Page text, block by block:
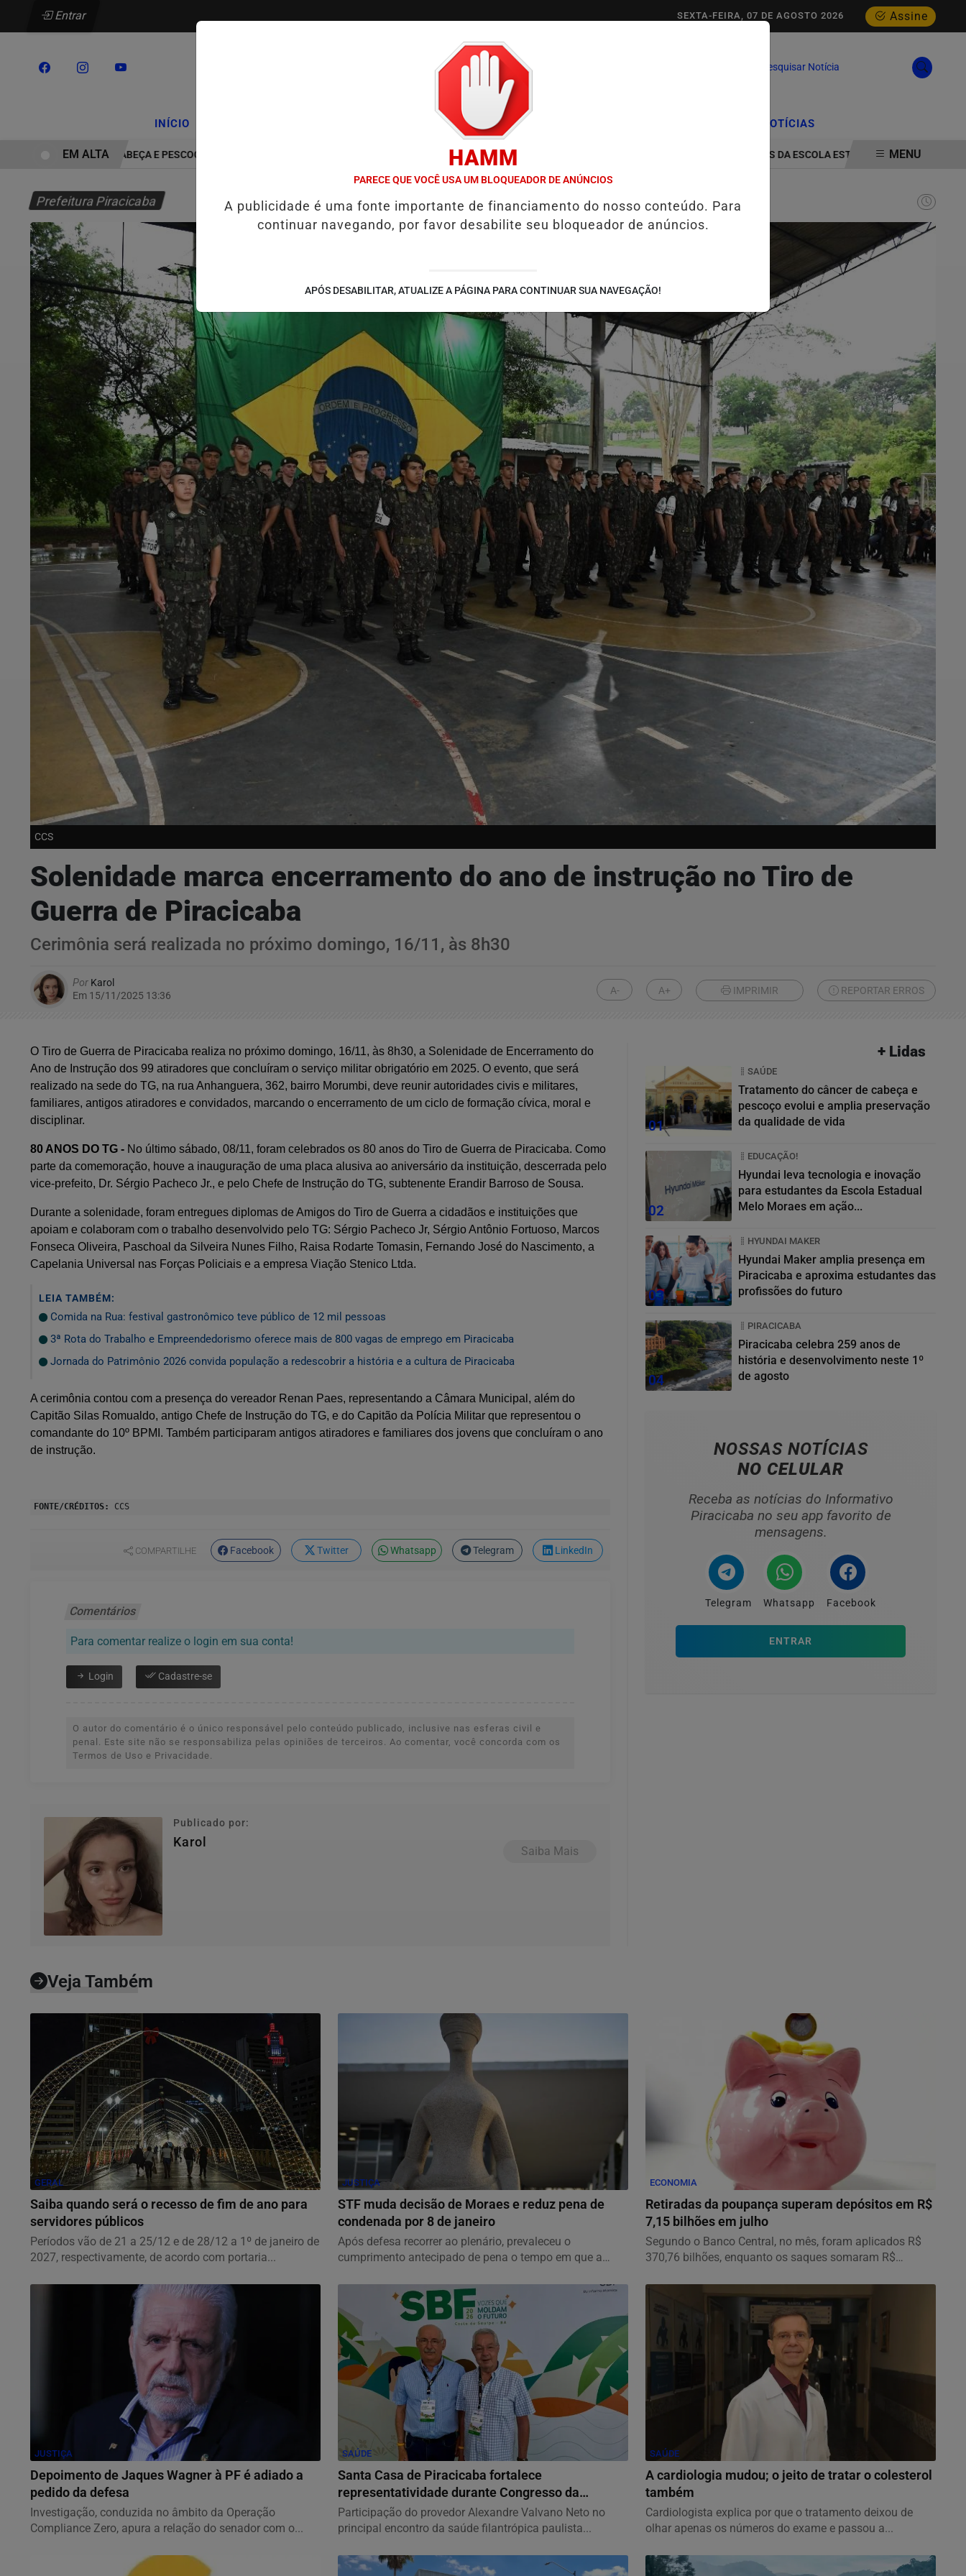
Entrar Assine
SEXTA-FEIRA, 07 DE AGOSTO 2026
Pesquisar Notícia
INÍCIO COLUNAS / EMPREGOS NOTÍCIAS
DO CÂNCER DE CABEÇA E PESCOÇO EVOLUI E AMPLIA PRESERVAÇÃO DA QUALIDADE DE VIDA HYUNDAI LEVA TECNOLOGIA E INOVAÇÃO PARA ESTUDANTES DA ESCOLA ESTADUAL MELO MORAES EM
EM ALTA MENU
Prefeitura Piracicaba
CCS
Solenidade marca encerramento do ano de instrução no Tiro de
Guerra de Piracicaba
Cerimônia será realizada no próximo domingo, 16/11, às 8h30
Por Karol
Em 15/11/2025 13:36
A- A+ IMPRIMIR REPORTAR ERROS
O Tiro de Guerra de Piracicaba realiza no próximo domingo, 16/11, às 8h30, a Solenidade de Encerramento do
Ano de Instrução dos 99 atiradores que concluíram o serviço militar obrigatório em 2025. O evento, que será
realizado na sede do TG, na rua Anhanguera, 362, bairro Morumbi, deve reunir autoridades civis e militares,
familiares, antigos atiradores e convidados, marcando o encerramento de um ciclo de formação cívica, moral e
disciplinar.
80 ANOS DO TG - No último sábado, 08/11, foram celebrados os 80 anos do Tiro de Guerra de Piracicaba. Como
parte da comemoração, houve a inauguração de uma placa alusiva ao aniversário da instituição, descerrada pelo
vice-prefeito, Dr. Sérgio Pacheco Jr., e pelo Chefe de Instrução do TG, subtenente Erandir Barroso de Sousa.
Durante a solenidade, foram entregues diplomas de Amigos do Tiro de Guerra a cidadãos e instituições que
apoiam e colaboram com o trabalho desenvolvido pelo TG: Sérgio Pacheco Jr, Sérgio Antônio Fortuoso, Marcos
Fonseca Oliveira, Paschoal da Silveira Nunes Filho, Raisa Rodarte Tomasin, Fernando José do Nascimento, a
Capelania Universal nas Forças Policiais e a empresa Viação Stenico Ltda.
LEIA TAMBÉM:
Comida na Rua: festival gastronômico teve público de 12 mil pessoas
3ª Rota do Trabalho e Empreendedorismo oferece mais de 800 vagas de emprego em Piracicaba
Jornada do Patrimônio 2026 convida população a redescobrir a história e a cultura de Piracicaba
A cerimônia contou com a presença do vereador Renan Paes, representando a Câmara Municipal, além do
Capitão Silas Romualdo, antigo Chefe de Instrução do TG, e do Capitão da Polícia Militar que representou o
comandante do 10º BPMI. Também participaram antigos atiradores e familiares dos jovens que concluíram o ano
de instrução.
FONTE/CRÉDITOS: CCS
COMPARTILHE Facebook Twitter Whatsapp Telegram LinkedIn
Comentários
Para comentar realize o login em sua conta!
Login Cadastre-se
O autor do comentário é o único responsável pelo conteúdo publicado, inclusive nas esferas civil e
penal. Este site não se responsabiliza pelas opiniões de terceiros. Ao comentar, você concorda com os
Termos de Uso e Privacidade.
Publicado por:
Karol
Saiba Mais
+ Lidas
01
SAÚDE
Tratamento do câncer de cabeça e
pescoço evolui e amplia preservação
da qualidade de vida
02
EDUCAÇÃO!
Hyundai leva tecnologia e inovação
para estudantes da Escola Estadual
Melo Moraes em ação...
03
HYUNDAI MAKER
Hyundai Maker amplia presença em
Piracicaba e aproxima estudantes das
profissões do futuro
04
PIRACICABA
Piracicaba celebra 259 anos de
história e desenvolvimento neste 1º
de agosto
NOSSAS NOTÍCIAS
NO CELULAR
Receba as notícias do Informativo
Piracicaba no seu app favorito de
mensagens.
Telegram Whatsapp Facebook
ENTRAR
Veja Também
GERAL
Saiba quando será o recesso de fim de ano para
servidores públicos
Períodos vão de 21 a 25/12 e de 28/12 a 1º de janeiro de
2027, respectivamente, de acordo com portaria...
JUSTIÇA
STF muda decisão de Moraes e reduz pena de
condenada por 8 de janeiro
Após defesa recorrer ao plenário, prevaleceu o
cumprimento antecipado de pena o tempo em que a
ECONOMIA
Retiradas da poupança superam depósitos em R$
7,15 bilhões em julho
Segundo o Banco Central, no mês, foram aplicados R$
370,76 bilhões, enquanto os saques somaram R$
JUSTIÇA
Depoimento de Jaques Wagner à PF é adiado a
pedido da defesa
Investigação, conduzida no âmbito da Operação
Compliance Zero, apura a relação do senador com o...
SAÚDE
Santa Casa de Piracicaba fortalece
representatividade durante Congresso da
FEHOSP
Participação do provedor Alexandre Valvano Neto no
principal encontro da saúde filantrópica paulista...
SAÚDE
A cardiologia mudou; o jeito de tratar o colesterol
também
Cardiologista explica por que o tratamento deixou de
olhar apenas os números do exame e passou a...
HAMM
PARECE QUE VOCÊ USA UM BLOQUEADOR DE ANÚNCIOS
A publicidade é uma fonte importante de financiamento do nosso conteúdo. Para
continuar navegando, por favor desabilite seu bloqueador de anúncios.
APÓS DESABILITAR, ATUALIZE A PÁGINA PARA CONTINUAR SUA NAVEGAÇÃO!